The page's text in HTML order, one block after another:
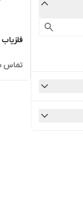
فلزیاب QUEST V 80 کوئست 80
تماس